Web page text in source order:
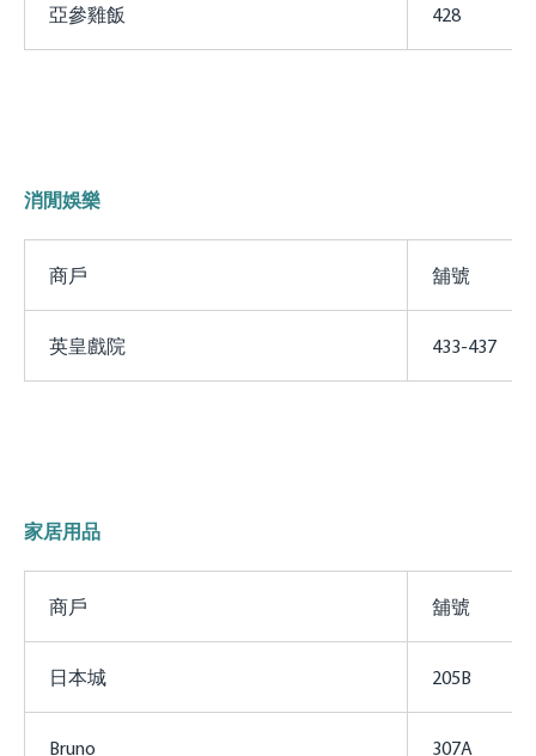
亞參雞飯 428
消閒娛樂
商戶 舖號
英皇戲院 433-437
家居用品
商戶 舖號
日本城 205B
Bruno 307A